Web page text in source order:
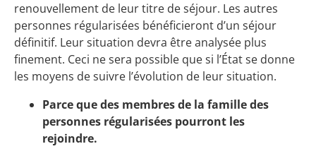
renouvellement de leur titre de séjour. Les autres
personnes régularisées bénéficieront d’un séjour
définitif. Leur situation devra être analysée plus
finement. Ceci ne sera possible que si l’État se donne
les moyens de suivre l’évolution de leur situation.
Parce que des membres de la famille des
personnes régularisées pourront les
rejoindre.